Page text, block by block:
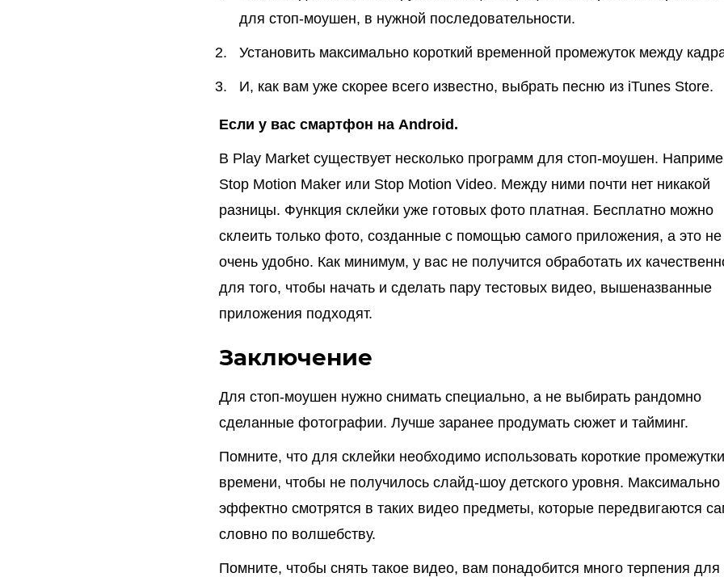
для стоп-моушен, в нужной последовательности.
Установить максимально короткий временной промежуток между
И, как вам уже скорее всего известно, выбрать песню из iTunes Store.
Если у вас смартфон на Android.
В Play Market существует несколько программ для стоп-моушен.
Stop Motion Maker или Stop Motion Video. Между ними почти нет никакой
разницы. Функция склейки уже готовых фото платная. Бесплатно можно
склеить только фото, созданные с помощью самого приложения, а это не
очень удобно. Как минимум, у вас не получится обработать их
для того, чтобы начать и сделать пару тестовых видео, вышеназванные
приложения подходят.
Заключение
Для стоп-моушен нужно снимать специально, а не выбирать рандомно
сделанные фотографии. Лучше заранее продумать сюжет и тайминг.
Помните, что для склейки необходимо использовать короткие промежутки
времени, чтобы не получилось слайд-шоу детского уровня. Максимально
эффектно смотрятся в таких видео предметы, которые передвигаются
словно по волшебству.
Помните, чтобы снять такое видео, вам понадобится много терпения для